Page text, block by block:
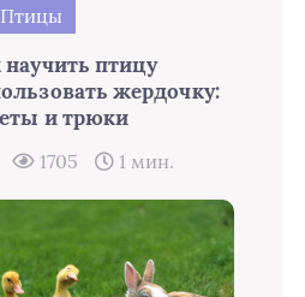
Птицы
научить птицу
жердочку:
и трюки
1705 1 мин.